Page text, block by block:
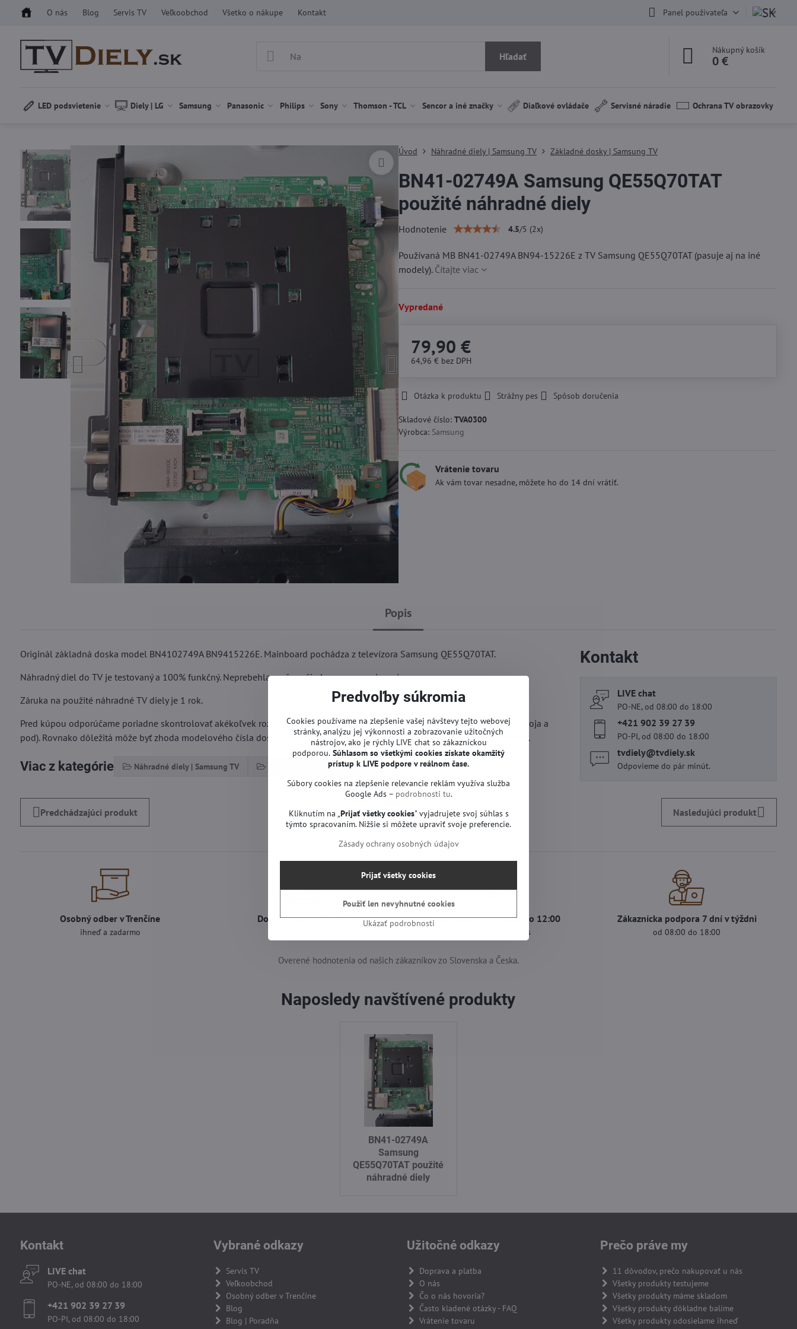
O nás Blog Servis TV Veľkoobchod Všetko o nákupe Kontakt Panel používateľa
Hľadať
Nákupný košík
0 €
LED podsvietenie Diely | LG Samsung Panasonic Philips Sony Thomson - TCL Sencor a iné značky Diaľkové ovládače Servisné náradie Ochrana TV obrazovky
Úvod Náhradné diely | Samsung TV Základné dosky | Samsung TV
BN41-02749A Samsung QE55Q70TAT
použité náhradné diely
Hodnotenie 4.5/5 (2x)
Používaná MB BN41-02749A BN94-15226E z TV Samsung QE55Q70TAT (pasuje aj na iné
modely). Čítajte viac
Vypredané
79,90 €
64,96 € bez DPH
Otázka k produktu Strážny pes Spôsob doručenia
Skladové číslo: TVA0300
Výrobca: Samsung
Vrátenie tovaru
Ak vám tovar nesadne, môžete ho do 14 dní vrátiť.
Popis
Originál základná doska model BN4102749A BN9415226E. Mainboard pochádza z televízora Samsung QE55Q70TAT.
Náhradný diel do TV je testovaný a 100% funkčný. Neprebehla na ňom žiadna oprava ani servis.
Záruka na použité náhradné TV diely je 1 rok.
Pred kúpou odporúčame poriadne skontrolovať akékoľvek rozdiely s Vašou doskou (hlavne káble na pripojenie obrazovky, zdroja a
pod). Rovnako dôležitá môže byť zhoda modelového čísla dosky, ktoré začína BN94. V prípade otázok nás môžete kontaktovať.
Viac z kategórie Náhradné diely | Samsung TV Základné dosky | Samsung TV
Kontakt
LIVE chat
PO-NE, od 08:00 do 18:00
+421 902 39 27 39
PO-PI, od 08:00 do 18:00
tvdiely​@tvdiely​.sk
Odpovieme do pár minút.
Predchádzajúci produkt Nasledujúci produkt
Osobný odber v Trenčíne
ihneď a zadarmo
Doprava len za 2,90 € Objednávky vytvorené do 12:00
odošleme ešte dnes
Zákaznícka podpora 7 dní v týždni
od 08:00 do 18:00
Overené hodnotenia od našich zákazníkov zo Slovenska a Česka.
Naposledy navštívené produkty
BN41-02749A
Samsung
QE55Q70TAT použité
náhradné diely
Kontakt
LIVE chat
PO-NE, od 08:00 do 18:00
+421 902 39 27 39
PO-PI, od 08:00 do 18:00
Vybrané odkazy
Servis TV
Veľkoobchod
Osobný odber v Trenčíne
Blog
Blog | Poradňa
Užitočné odkazy
Doprava a platba
O nás
Čo o nás hovoria?
Často kladené otázky - FAQ
Vrátenie tovaru
Prečo práve my
11 dôvodov, prečo nakupovať u nás
Všetky produkty testujeme
Všetky produkty máme skladom
Všetky produkty dôkladne balíme
Všetky produkty odosielame ihneď
Predvoľby súkromia
Cookies používame na zlepšenie vašej návštevy tejto webovej
stránky, analýzu jej výkonnosti a zobrazovanie užitočných
nástrojov, ako je rýchly LIVE chat so zákazníckou
podporou. Súhlasom so všetkými cookies získate okamžitý
prístup k LIVE podpore v reálnom čase.
Súbory cookies na zlepšenie relevancie reklám využíva služba
Google Ads – podrobnosti tu.
Kliknutím na „Prijať všetky cookies" vyjadrujete svoj súhlas s
týmto spracovaním. Nižšie si môžete upraviť svoje preferencie.
Zásady ochrany osobných údajov
Ukázať podrobnosti
Prijať všetky cookies
Použiť len nevyhnutné cookies